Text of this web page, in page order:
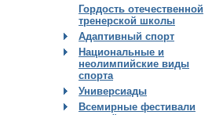
Гордость отечественной
тренерской школы
Адаптивный спорт
Национальные и
неолимпийские виды
спорта
Универсиады
Всемирные фестивали